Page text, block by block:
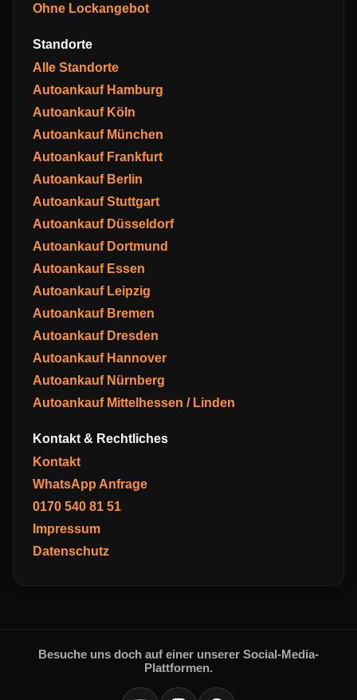
Ohne Lockangebot
Standorte
Alle Standorte
Autoankauf Hamburg
Autoankauf Köln
Autoankauf München
Autoankauf Frankfurt
Autoankauf Berlin
Autoankauf Stuttgart
Autoankauf Düsseldorf
Autoankauf Dortmund
Autoankauf Essen
Autoankauf Leipzig
Autoankauf Bremen
Autoankauf Dresden
Autoankauf Hannover
Autoankauf Nürnberg
Autoankauf Mittelhessen / Linden
Kontakt & Rechtliches
Kontakt
WhatsApp Anfrage
0170 540 81 51
Impressum
Datenschutz
Besuche uns doch auf einer unserer Social-Media-
Plattformen.